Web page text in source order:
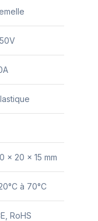
x 20 x 15 mm
à 70°C
RoHS